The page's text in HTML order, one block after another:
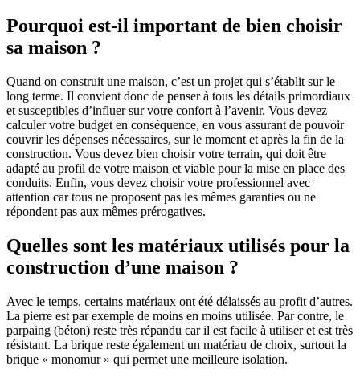
Pourquoi est-il important de bien choisir
sa maison ?
Quand on construit une maison, c’est un projet qui s’établit sur le
long terme. Il convient donc de penser à tous les détails primordiaux
et susceptibles d’influer sur votre confort à l’avenir. Vous devez
calculer votre budget en conséquence, en vous assurant de pouvoir
couvrir les dépenses nécessaires, sur le moment et après la fin de la
construction. Vous devez bien choisir votre terrain, qui doit être
adapté au profil de votre maison et viable pour la mise en place des
conduits. Enfin, vous devez choisir votre professionnel avec
attention car tous ne proposent pas les mêmes garanties ou ne
répondent pas aux mêmes prérogatives.
Quelles sont les matériaux utilisés pour la
construction d’une maison ?
Avec le temps, certains matériaux ont été délaissés au profit d’autres.
La pierre est par exemple de moins en moins utilisée. Par contre, le
parpaing (béton) reste très répandu car il est facile à utiliser et est très
résistant. La brique reste également un matériau de choix, surtout la
brique « monomur » qui permet une meilleure isolation.